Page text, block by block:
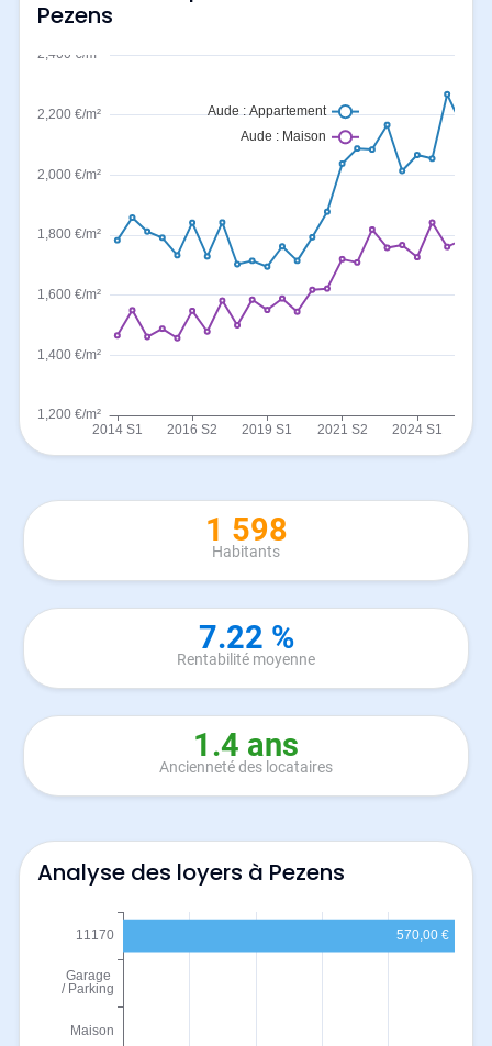
Pezens
1 598
Habitants
7.22 %
Rentabilité moyenne
1.4 ans
Ancienneté des locataires
Analyse des loyers à Pezens